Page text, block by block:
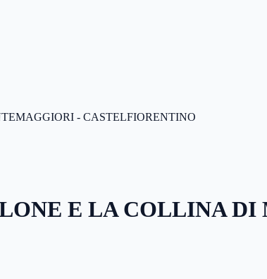
- CASTELFIORENTINO
E LA COLLINA